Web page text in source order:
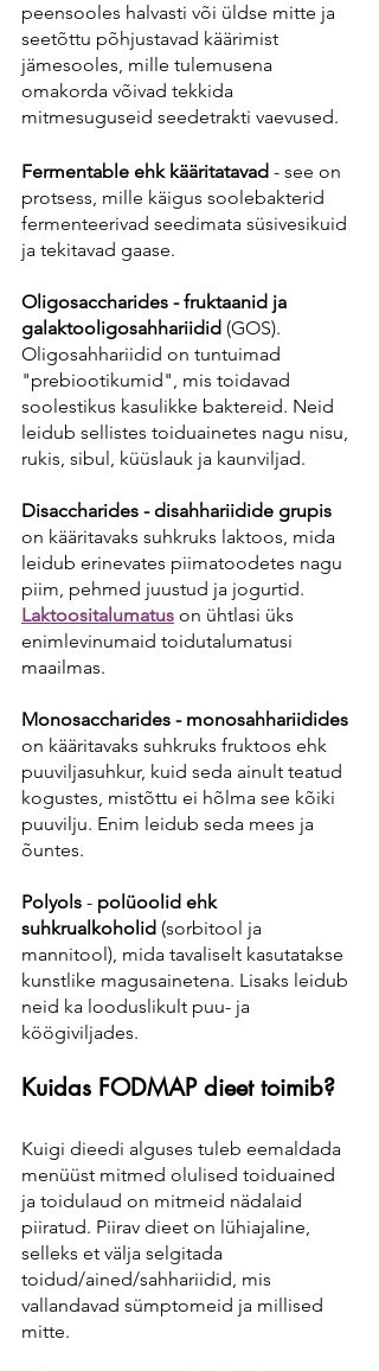
peensooles halvasti või üldse mitte ja
seetõttu põhjustavad käärimist
jämesooles, mille tulemusena
omakorda võivad tekkida
mitmesuguseid seedetrakti vaevused.
Fermentable ehk kääritatavad - see on
protsess, mille käigus soolebakterid
fermenteerivad seedimata süsivesikuid
ja tekitavad gaase.
Oligosaccharides - fruktaanid ja
galaktooligosahhariidid (GOS).
Oligosahhariidid on tuntuimad
"prebiootikumid", mis toidavad
soolestikus kasulikke baktereid. Neid
leidub sellistes toiduainetes nagu nisu,
rukis, sibul, küüslauk ja kaunviljad.
Disaccharides - disahhariidide grupis
on kääritavaks suhkruks laktoos, mida
leidub erinevates piimatoodetes nagu
piim, pehmed juustud ja jogurtid.
Laktoositalumatus on ühtlasi üks
enimlevinumaid toidutalumatusi
maailmas.
Monosaccharides - monosahhariidides
on kääritavaks suhkruks fruktoos ehk
puuviljasuhkur, kuid seda ainult teatud
kogustes, mistõttu ei hõlma see kõiki
puuvilju. Enim leidub seda mees ja
õuntes.
Polyols - polüoolid ehk
suhkrualkoholid (sorbitool ja
mannitool), mida tavaliselt kasutatakse
kunstlike magusainetena. Lisaks leidub
neid ka looduslikult puu- ja
köögiviljades.
Kuidas FODMAP dieet toimib?
Kuigi dieedi alguses tuleb eemaldada
menüüst mitmed olulised toiduained
ja toidulaud on mitmeid nädalaid
piiratud. Piirav dieet on lühiajaline,
selleks et välja selgitada
toidud/ained/sahhariidid, mis
vallandavad sümptomeid ja millised
mitte.